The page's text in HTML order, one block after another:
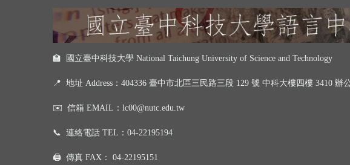
🏫 國立臺中科技大學 National Taichung University of Science and Technology
📍 地址 Address：404336 臺中市北區三民路三段 129 號 中科大樓四樓 3410 辦
✉️ 信箱 EMAIL： lc00@nutc.edu.tw
📞 連絡電話 TEL： 04-22195194
🖨️ 傳真 FAX： 04-22195151